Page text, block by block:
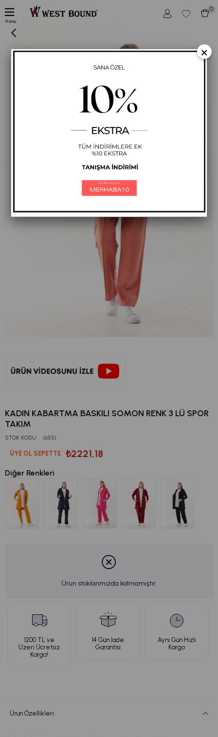
Menu
0
KADIN KABARTMA BASKILI SOMON RENK 3 LÜ SPOR
TAKIM
STOK KODU (655)
ÜYE OL SEPETTE ₺2221,18
Diğer Renkleri
Ürün stoklarımızda kalmamıştır.
1200 TL ve
Üzeri Ücretsiz
Kargo!
14 Gün İade
Garantisi
Aynı Gün Hızlı
Kargo
Ürün Özellikleri
×